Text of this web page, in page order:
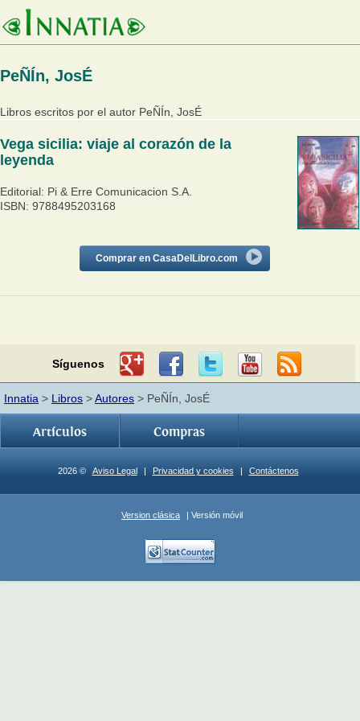
PeÑÍn, JosÉ
Libros escritos por el autor PeÑÍn, JosÉ
Vega sicilia: viaje al corazón de la
leyenda
Editorial: Pi & Erre Comunicacion S.A.
ISBN: 9788495203168
Comprar en CasaDelLibro.com
Síguenos
Innatia > Libros >Autores > PeÑÍn, JosÉ
Artículos Compras
2026 © Aviso Legal | Privacidad y cookies | Contáctenos
Version clásica | Versión móvil